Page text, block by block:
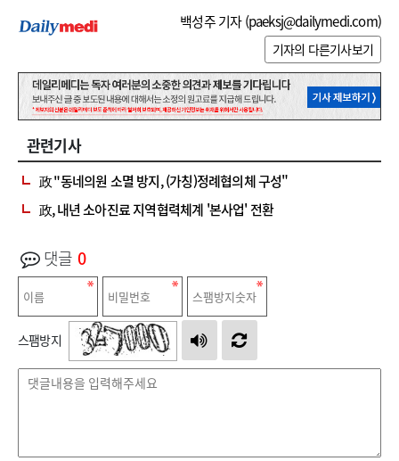
백성주 기자 (paeksj@dailymedi.com)
기자의 다른기사보기
관련기사
政 "동네의원 소멸 방지, (가칭)정례협의체 구성"
政, 내년 소아진료 지역협력체계 '본사업' 전환
댓글 0
스팸방지